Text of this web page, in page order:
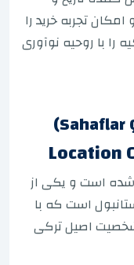
تجربه خرید را
را با روحیه نوآوری
Location
شده است و یکی از
است که با
اصیل ترکی